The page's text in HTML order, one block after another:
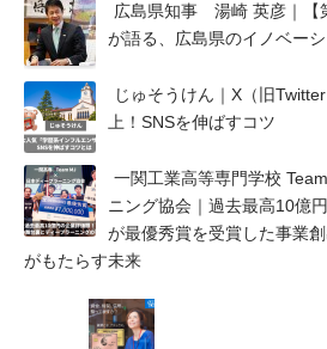
広島県知事 湯崎 英彦｜【
が語る、広島県のイノベー
じゅそうけん｜X（旧
上！SNSを伸ばすコツ
⼀関⼯業⾼等専⾨学校
ニング協会｜過去最高10億
が最優秀賞を受賞した事業
がもたらす未来